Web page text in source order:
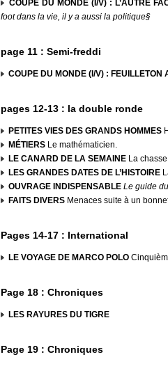
COUPE DU MONDE (I/V) : L’AUTRE
foot dans la vie, il y a aussi la politique§
page 11 : Semi-freddi
COUPE DU MONDE (I/V) : FEUILLETON
pages 12-13 : la double ronde
PETITES VIES DES GRANDS HOMMES
MÉTIERS Le mathématicien.
LE CANARD DE LA SEMAINE La
LES GRANDES DATES DE L’HISTOIRE
OUVRAGE INDISPENSABLE Le guide
FAITS DIVERS Menaces suite à un
Pages 14-17 : International
LE VOYAGE DE MARCO POLO
Page 18 : Chroniques
LES RAYURES DU TIGRE
Page 19 : Chroniques